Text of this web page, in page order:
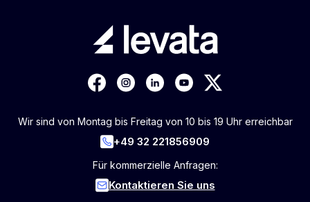
Wir sind von Montag bis Freitag von 10 bis 19 Uhr erreichbar
+49 32 221856909
Für kommerzielle Anfragen:
Kontaktieren Sie uns